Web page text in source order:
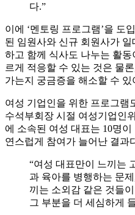
다.”
이에 ‘멘토링 프로그램’을 도
된 임원사와 신규 회원사가
하고 함께 식사도 나누는 활
르게 적응할 수 있는 것은 물
가는지 궁금증을 해소할 수
여성 기업인을 위한 프로그램
수석부회장 시절 여성기업인
에 소속된 여성 대표는 10명
연스럽게 참여가 늘어난 결과
“여성 대표만이 느끼는
과 육아를 병행하는 문
끼는 소외감 같은 것들
그 부분을 더 세심하게